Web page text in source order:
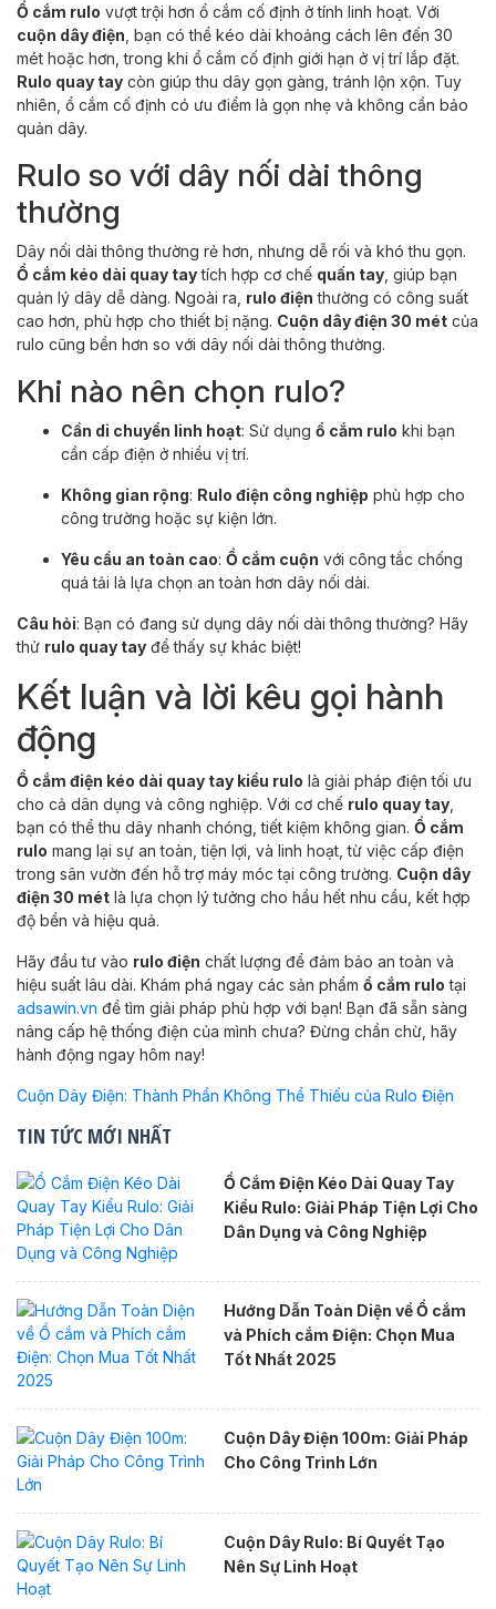
Ổ cắm rulo vượt trội hơn ổ cắm cố định ở tính linh hoạt. Với
cuộn dây điện , bạn có thể kéo dài khoảng cách lên đến 30
mét hoặc hơn, trong khi ổ cắm cố định giới hạn ở vị trí lắp đặt.
Rulo quay tay còn giúp thu dây gọn gàng, tránh lộn xộn. Tuy
nhiên, ổ cắm cố định có ưu điểm là gọn nhẹ và không cần bảo
quản dây.
Rulo so với dây nối dài thông
thường
Dây nối dài thông thường rẻ hơn, nhưng dễ rối và khó thu gọn.
Ổ cắm kéo dài quay taytích hợp cơ chế quấn tay , giúp bạn
quản lý dây dễ dàng. Ngoài ra, rulo điện thường có công suất
cao hơn, phù hợp cho thiết bị nặng. Cuộn dây điện 30 mét của
rulo cũng bền hơn so với dây nối dài thông thường.
Khi nào nên chọn rulo?
Cần di chuyển linh hoạt: Sử dụng ổ cắm rulo khi bạn
cần cấp điện ở nhiều vị trí.
Không gian rộng: Rulo điện công nghiệp phù hợp cho
công trường hoặc sự kiện lớn.
Yêu cầu an toàn cao: Ổ cắm cuộn với công tắc chống
quá tải là lựa chọn an toàn hơn dây nối dài.
Câu hỏi: Bạn có đang sử dụng dây nối dài thông thường? Hãy
thử rulo quay tay để thấy sự khác biệt!
Kết luận và lời kêu gọi hành
động
Ổ cắm điện kéo dài quay tay kiểu rulo là giải pháp điện tối ưu
cho cả dân dụng và công nghiệp. Với cơ chế rulo quay tay
bạn có thể thu dây nhanh chóng, tiết kiệm không gian. Ổ cắm
rulo mang lại sự an toàn, tiện lợi, và linh hoạt, từ việc cấp điện
trong sân vườn đến hỗ trợ máy móc tại công trường. Cuộn dây
điện 30 mét là lựa chọn lý tưởng cho hầu hết nhu cầu, kết hợp
độ bền và hiệu quả.
Hãy đầu tư vào rulo điện chất lượng để đảm bảo an toàn và
hiệu suất lâu dài. Khám phá ngay các sản phẩm ổ cắm rulo tại
adsawin.vn để tìm giải pháp phù hợp với bạn! Bạn đã sẵn sàng
nâng cấp hệ thống điện của mình chưa? Đừng chần chừ, hãy
hành động ngay hôm nay!
Cuộn Dây Điện: Thành Phần Không Thể Thiếu của Rulo Điện
TIN TỨC MỚI NHẤT
Ổ Cắm Điện Kéo Dài Quay Tay
Kiểu Rulo: Giải Pháp Tiện Lợi Cho
Dân Dụng và Công Nghiệp
Hướng Dẫn Toàn Diện về Ổ cắm
và Phích cắm Điện: Chọn Mua
Tốt Nhất 2025
Cuộn Dây Điện 100m: Giải Pháp
Cho Công Trình Lớn
Cuộn Dây Rulo: Bí Quyết Tạo
Nên Sự Linh Hoạt